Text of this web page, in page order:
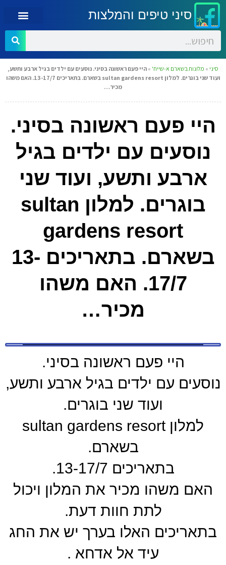
סיני טיפים והמלצות
סיני » מלונות בשארם א-שייח' » היי פעם ראשונה בסיני. נוסעים עם ילדים בגיל ארבע ותשע,
ועוד שני בוגרים. למלון sultan gardens resort בשארם. בתאריכים 13-17/7. האם משהו
מכיר…
היי פעם ראשונה בסיני.
נוסעים עם ילדים בגיל
ארבע ותשע, ועוד שני
בוגרים. למלון sultan
gardens resort
בשארם. בתאריכים 13-
17/7. האם משהו
מכיר…
היי פעם ראשונה בסיני.
נוסעים עם ילדים בגיל ארבע ותשע,
ועוד שני בוגרים.
למלון sultan gardens resort
בשארם.
בתאריכים 13-17/7.
האם משהו מכיר את המלון ויכול
לתת חוות דעת.
בתאריכים האלו בערך יש את החג
עיד אל אדחא .